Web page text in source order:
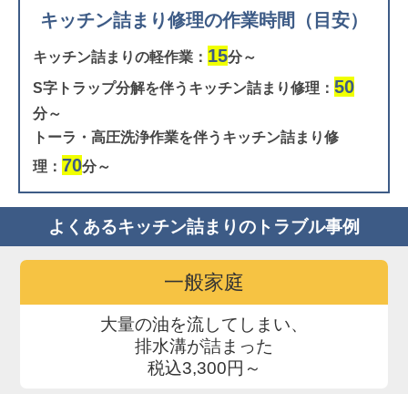
キッチン詰まり修理の作業時間（目安）
キッチン詰まりの軽作業： 15分～
S字トラップ分解を伴うキッチン詰まり修理： 50
分～
トーラ・高圧洗浄作業を伴うキッチン詰まり修
理： 70分～
よくあるキッチン詰まりのトラブル事例
一般家庭
大量の油を流してしまい、
排水溝が詰まった
税込3,300円～